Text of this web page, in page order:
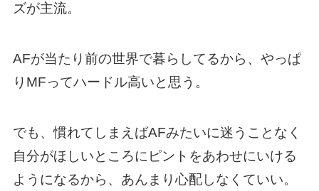
ズが主流。
AFが当たり前の世界で暮らしてるから、やっぱ
りMFってハードル高いと思う。
でも、慣れてしまえばAFみたいに迷うことなく
自分がほしいところにピントをあわせにいける
ようになるから、あんまり心配しなくていい。